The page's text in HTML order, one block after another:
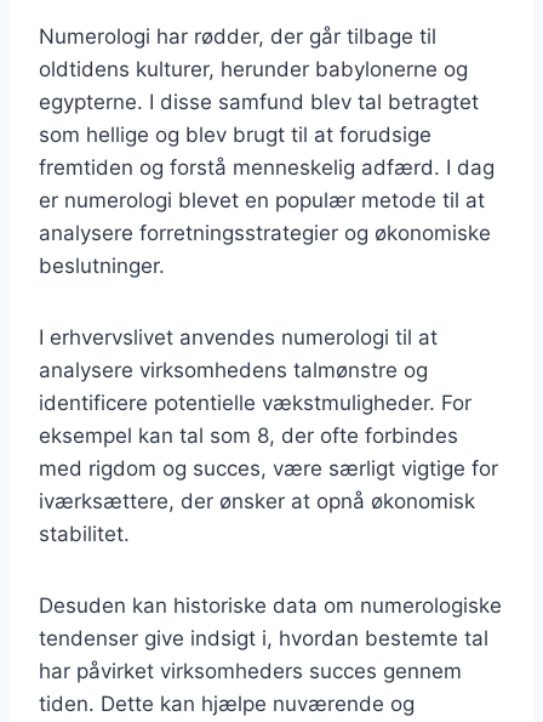
Numerologi har rødder, der går tilbage til
oldtidens kulturer, herunder babylonerne og
egypterne. I disse samfund blev tal betragtet
som hellige og blev brugt til at forudsige
fremtiden og forstå menneskelig adfærd. I dag
er numerologi blevet en populær metode til at
analysere forretningsstrategier og økonomiske
beslutninger.
I erhvervslivet anvendes numerologi til at
analysere virksomhedens talmønstre og
identificere potentielle vækstmuligheder. For
eksempel kan tal som 8, der ofte forbindes
med rigdom og succes, være særligt vigtige for
iværksættere, der ønsker at opnå økonomisk
stabilitet.
Desuden kan historiske data om numerologiske
tendenser give indsigt i, hvordan bestemte tal
har påvirket virksomheders succes gennem
tiden. Dette kan hjælpe nuværende og